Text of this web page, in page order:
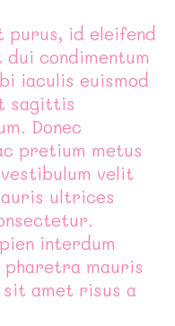
id eleifend
condimentum
iaculis euismod
sagittis
Donec
pretium metus
velit
ultrices
interdum
pharetra mauris
amet risus a